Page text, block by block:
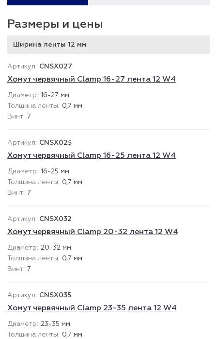
Размеры и цены
Ширина ленты 12 мм
CNSX027
Хомут червячный Clamp 16-27 лента 12 W4
16-27 мм
0,7 мм
7
CNSX025
Хомут червячный Clamp 16-25 лента 12 W4
16-25 мм
0,7 мм
7
CNSX032
Хомут червячный Clamp 20-32 лента 12 W4
20-32 мм
0,7 мм
7
CNSX035
Хомут червячный Clamp 23-35 лента 12 W4
23-35 мм
0,7 мм